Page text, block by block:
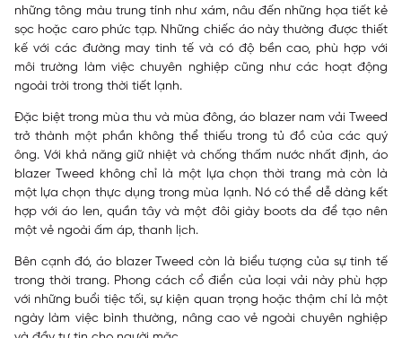
những tông màu trung tính như xám, nâu đến những họa tiết kẻ
sọc hoặc caro phức tạp. Những chiếc áo này thường được thiết
kế với các đường may tinh tế và có độ bền cao, phù hợp với
môi trường làm việc chuyên nghiệp cũng như các hoạt động
ngoài trời trong thời tiết lạnh.
Đặc biệt trong mùa thu và mùa đông, áo blazer nam vải Tweed
trở thành một phần không thể thiếu trong tủ đồ của các quý
ông. Với khả năng giữ nhiệt và chống thấm nước nhất định, áo
blazer Tweed không chỉ là một lựa chọn thời trang mà còn là
một lựa chọn thực dụng trong mùa lạnh. Nó có thể dễ dàng kết
hợp với áo len, quần tây và một đôi giày boots da để tạo nên
một vẻ ngoài ấm áp, thanh lịch.
Bên cạnh đó, áo blazer Tweed còn là biểu tượng của sự tinh tế
trong thời trang. Phong cách cổ điển của loại vải này phù hợp
với những buổi tiệc tối, sự kiện quan trọng hoặc thậm chí là một
ngày làm việc bình thường, nâng cao vẻ ngoài chuyên nghiệp